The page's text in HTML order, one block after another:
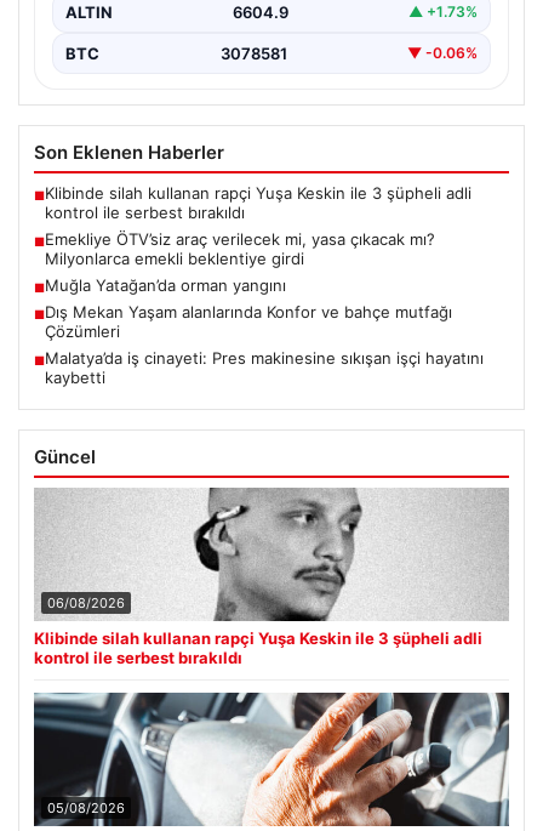
ALTIN 6604.9 ▲ +1.73%
BTC 3078581 ▼ -0.06%
Son Eklenen Haberler
■Klibinde silah kullanan rapçi Yuşa Keskin ile 3 şüpheli adli
kontrol ile serbest bırakıldı
■Emekliye ÖTV’siz araç verilecek mi, yasa çıkacak mı?
Milyonlarca emekli beklentiye girdi
■Muğla Yatağan’da orman yangını
■Dış Mekan Yaşam alanlarında Konfor ve bahçe mutfağı
Çözümleri
■Malatya’da iş cinayeti: Pres makinesine sıkışan işçi hayatını
kaybetti
Güncel
06/08/2026
Klibinde silah kullanan rapçi Yuşa Keskin ile 3 şüpheli adli
kontrol ile serbest bırakıldı
05/08/2026